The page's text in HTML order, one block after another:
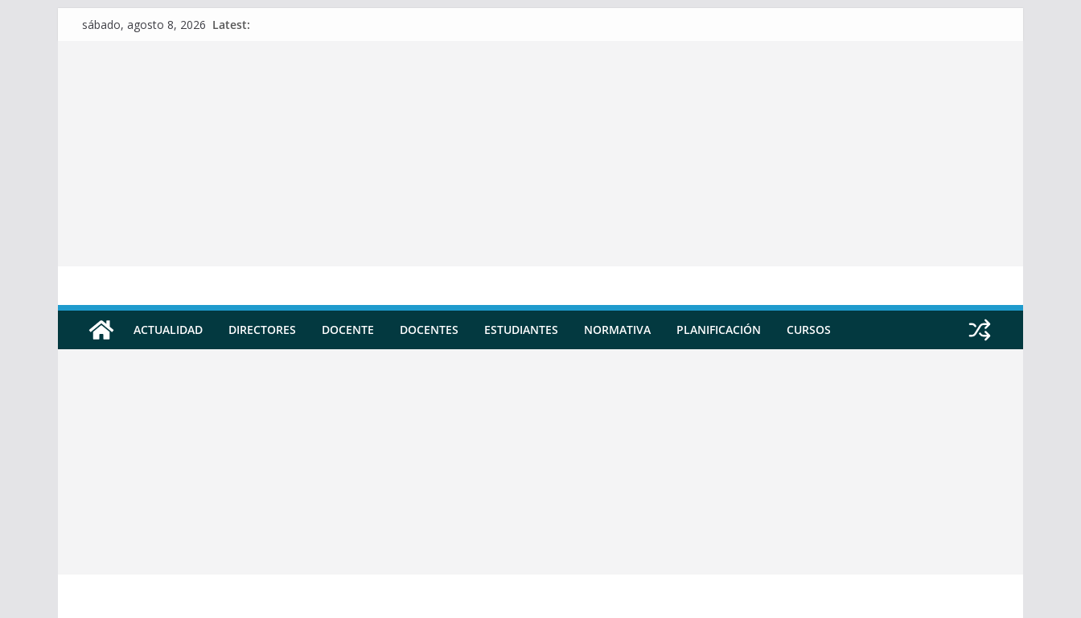
sábado, agosto 8, 2026 Latest:
ACTUALIDAD DIRECTORES DOCENTE DOCENTES ESTUDIANTES NORMATIVA PLANIFICACIÓN CURSOS